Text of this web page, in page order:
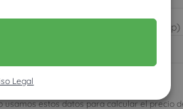
Legal
(Enviamos resultados vía WhatsApp)
Acepto la nota legal y RGPD
usamos estos datos para calcular el precio